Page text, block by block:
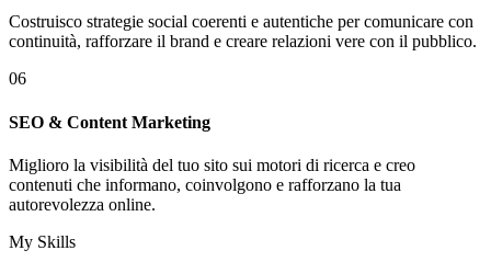
Costruisco strategie social coerenti e autentiche per comunicare con
continuità, rafforzare il brand e creare relazioni vere con il pubblico.
06
SEO & Content Marketing
Miglioro la visibilità del tuo sito sui motori di ricerca e creo
contenuti che informano, coinvolgono e rafforzano la tua
autorevolezza online.
My Skills